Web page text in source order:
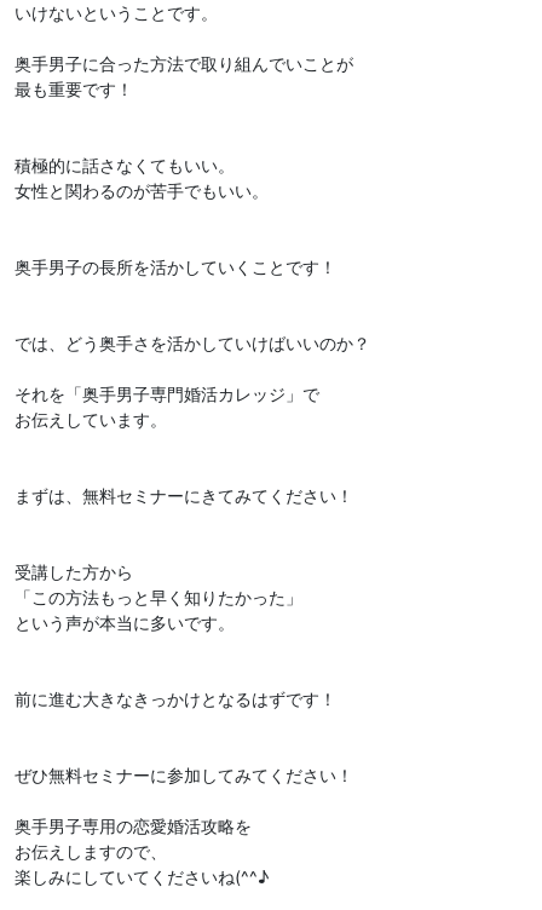
いけないということです。
奥手男子に合った方法で取り組んでいことが
最も重要です！
積極的に話さなくてもいい。
女性と関わるのが苦手でもいい。
奥手男子の長所を活かしていくことです！
では、どう奥手さを活かしていけばいいのか？
それを「奥手男子専門婚活カレッジ」で
お伝えしています。
まずは、無料セミナーにきてみてください！
受講した方から
「この方法もっと早く知りたかった」
という声が本当に多いです。
前に進む大きなきっかけとなるはずです！
ぜひ無料セミナーに参加してみてください！
奥手男子専用の恋愛婚活攻略を
お伝えしますので、
楽しみにしていてくださいね(^^♪